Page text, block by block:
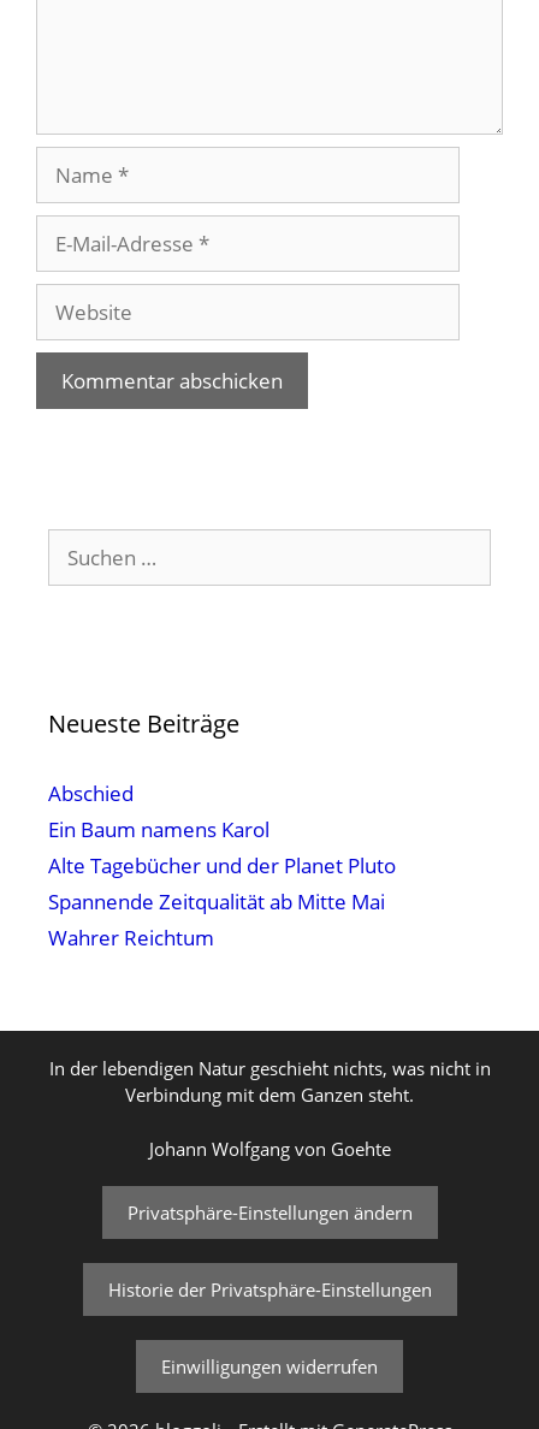
Mail-
Adresse
Website
Suchen
nach:
Neueste Beiträge
Abschied
Ein Baum namens Karol
Alte Tagebücher und der Planet Pluto
Spannende Zeitqualität ab Mitte Mai
Wahrer Reichtum
In der lebendigen Natur geschieht nichts, was nicht in
Verbindung mit dem Ganzen steht.
Johann Wolfgang von Goehte
Privatsphäre-Einstellungen ändern
Historie der Privatsphäre-Einstellungen
Einwilligungen widerrufen